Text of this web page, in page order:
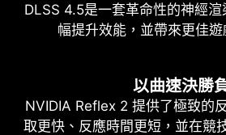
DLSS 4.5是一套革命性的神經
幅提升效能，並帶來更佳遊
以曲速決勝
NVIDIA Reflex 2 提供了極致的
取更快、反應時間更短，並在競